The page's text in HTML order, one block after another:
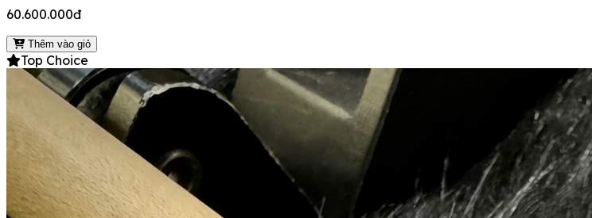
60.600.000đ
Thêm vào giỏ
Top Choice